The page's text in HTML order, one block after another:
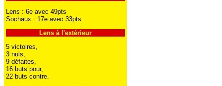
Lens : 6e avec 49pts
Sochaux : 17e avec 33pts
Lens à l'extérieur
5 victoires,
3 nuls,
9 défaites,
16 buts pour,
22 buts contre.